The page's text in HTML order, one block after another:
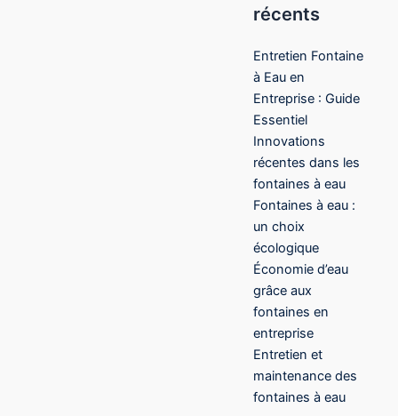
récents
Entretien Fontaine
à Eau en
Entreprise : Guide
Essentiel
Innovations
récentes dans les
fontaines à eau
Fontaines à eau :
un choix
écologique
Économie d’eau
grâce aux
fontaines en
entreprise
Entretien et
maintenance des
fontaines à eau